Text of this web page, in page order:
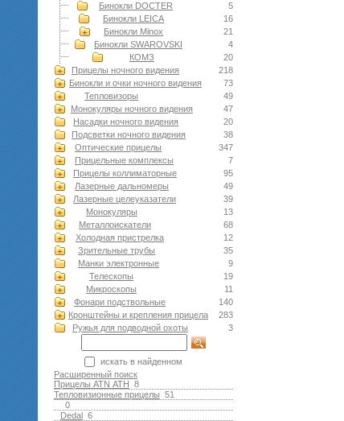
5
Бинокли DOCTER
16
Бинокли LEICA
21
Бинокли Minox
4
Бинокли SWAROVSKI
20
КОМЗ
218
Прицелы ночного видения
73
Бинокли и очки ночного видения
49
Тепловизоры
47
Монокуляры ночного видения
20
Насадки ночного видения
38
Подсветки ночного видения
347
Оптические прицелы
7
Прицельные комплексы
95
Прицелы коллиматорные
49
Лазерные дальномеры
39
Лазерные целеуказатели
13
Монокуляры
68
Металлоискатели
12
Холодная пристрелка
35
Зрительные трубы
9
Манки электронные
19
Телескопы
11
Микроскопы
140
Фонари подствольные
283
Кронштейны и крепления прицела
3
Ружья для подводной оxоты
искать в найденном
Расширенный поиск
8
Прицелы ATN АТН
51
Тепловизионные прицелы
0
6
Dedal